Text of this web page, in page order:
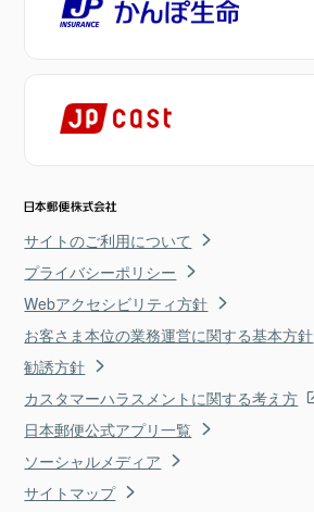
サイトのご利用について
プライバシーポリシー
Webアクセシビリティ方針
お客さま本位の業務運営に関する基本方針
勧誘方針
カスタマーハラスメントに関する考え方
日本郵便公式アプリ一覧
ソーシャルメディア
サイトマップ